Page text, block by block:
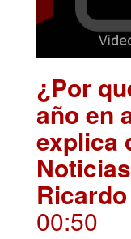
¿Por
año en
explica
00:50